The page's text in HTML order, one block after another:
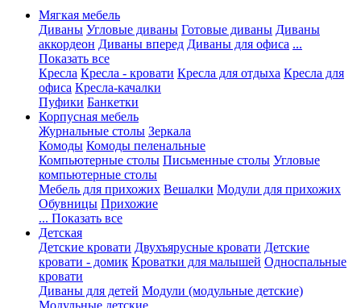
Мягкая мебель
Диваны Угловые диваны Готовые диваны Диваны
аккордеон Диваны вперед Диваны для офиса ...
Показать все
Кресла Кресла - кровати Кресла для отдыха Кресла для
офиса Кресла-качалки
Пуфики Банкетки
Корпусная мебель
Журнальные столы Зеркала
Комоды Комоды пеленальные
Компьютерные столы Письменные столы Угловые
компьютерные столы
Мебель для прихожих Вешалки Модули для прихожих
Обувницы Прихожие
... Показать все
Детская
Детские кровати Двухъярусные кровати Детские
кровати - домик Кроватки для малышей Односпальные
кровати
Диваны для детей Модули (модульные детские)
Модульные детские